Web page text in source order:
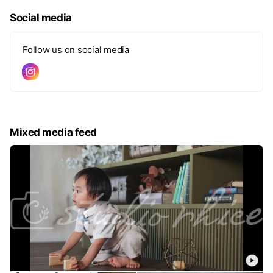
Social media
Follow us on social media
Mixed media feed